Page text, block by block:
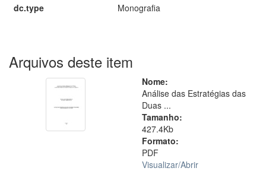
dc.type
Monografia
Arquivos deste item
Nome:
Análise das Estratégias das
Duas ...
Tamanho:
427.4Kb
Formato:
PDF
Visualizar/Abrir